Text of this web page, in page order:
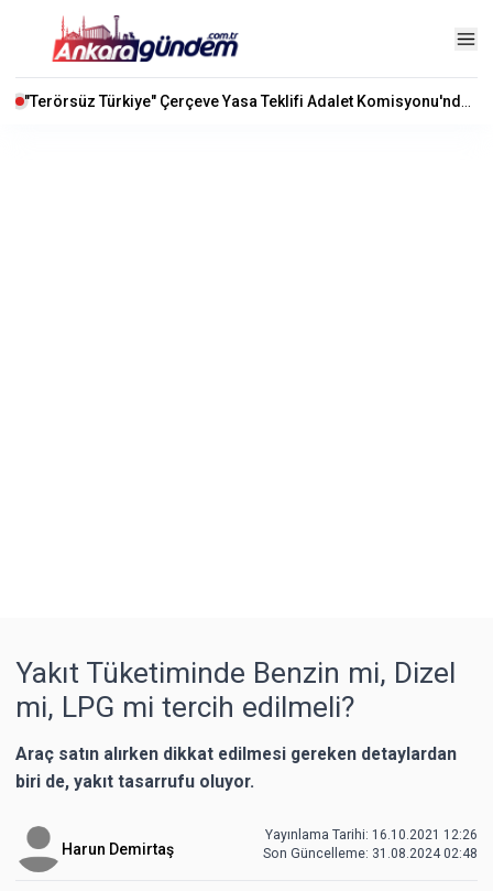
Yakıt Tüketiminde Benzin mi, Dizel
mi, LPG mi tercih edilmeli?
Araç satın alırken dikkat edilmesi gereken detaylardan
biri de, yakıt tasarrufu oluyor.
Harun Demirtaş
Yayınlama Tarihi: 16.10.2021 12:26
Son Güncelleme: 31.08.2024 02:48